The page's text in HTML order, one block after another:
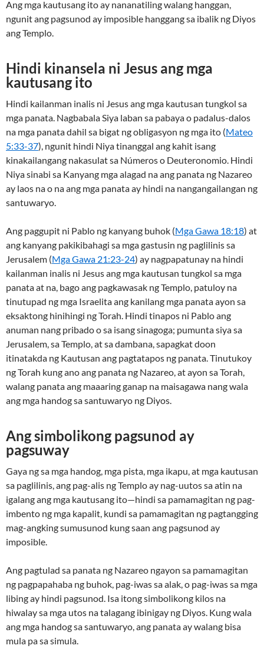
Ang mga kautusang ito ay nananatiling walang hanggan,
ngunit ang pagsunod ay imposible hanggang sa ibalik ng Diyos
ang Templo.
Hindi kinansela ni Jesus ang mga
kautusang ito
Hindi kailanman inalis ni Jesus ang mga kautusan tungkol sa
mga panata. Nagbabala Siya laban sa pabaya o padalus-dalos
na mga panata dahil sa bigat ng obligasyon ng mga ito (Mateo
5:33-37), ngunit hindi Niya tinanggal ang kahit isang
kinakailangang nakasulat sa Números o Deuteronomio. Hindi
Niya sinabi sa Kanyang mga alagad na ang panata ng Nazareo
ay laos na o na ang mga panata ay hindi na nangangailangan ng
santuwaryo.
Ang paggupit ni Pablo ng kanyang buhok (Mga Gawa 18:18) at
ang kanyang pakikibahagi sa mga gastusin ng paglilinis sa
Jerusalem (Mga Gawa 21:23-24) ay nagpapatunay na hindi
kailanman inalis ni Jesus ang mga kautusan tungkol sa mga
panata at na, bago ang pagkawasak ng Templo, patuloy na
tinutupad ng mga Israelita ang kanilang mga panata ayon sa
eksaktong hinihingi ng Torah. Hindi tinapos ni Pablo ang
anuman nang pribado o sa isang sinagoga; pumunta siya sa
Jerusalem, sa Templo, at sa dambana, sapagkat doon
itinatakda ng Kautusan ang pagtatapos ng panata. Tinutukoy
ng Torah kung ano ang panata ng Nazareo, at ayon sa Torah,
walang panata ang maaaring ganap na maisagawa nang wala
ang mga handog sa santuwaryo ng Diyos.
Ang simbolikong pagsunod ay
pagsuway
Gaya ng sa mga handog, mga pista, mga ikapu, at mga kautusan
sa paglilinis, ang pag-alis ng Templo ay nag-uutos sa atin na
igalang ang mga kautusang ito—hindi sa pamamagitan ng pag-
imbento ng mga kapalit, kundi sa pamamagitan ng pagtangging
mag-angking sumusunod kung saan ang pagsunod ay
imposible.
Ang pagtulad sa panata ng Nazareo ngayon sa pamamagitan
ng pagpapahaba ng buhok, pag-iwas sa alak, o pag-iwas sa mga
libing ay hindi pagsunod. Isa itong simbolikong kilos na
hiwalay sa mga utos na talagang ibinigay ng Diyos. Kung wala
ang mga handog sa santuwaryo, ang panata ay walang bisa
mula pa sa simula.